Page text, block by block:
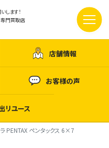
します！
専門買取店
店舗情報
お客様の声
リユース
PENTAX ペンタックス 6×7